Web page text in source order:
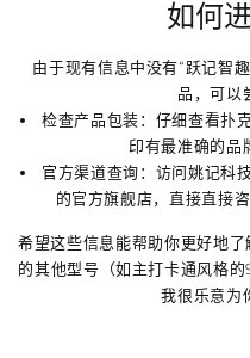
如何
由于现有信息中没有“跃记智
品，可以
检查产品包装：仔细查看扑
印有最准确的品
官方渠道查询：访问姚记科
的官方旗舰店，直接直接
希望这些信息能帮助你更好地
的其他型号（如主打卡通风格
我很乐意为